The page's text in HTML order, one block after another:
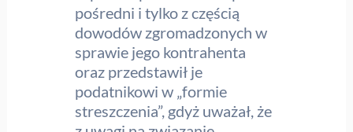
pośredni i tylko z częścią
dowodów zgromadzonych w
sprawie jego kontrahenta
oraz przedstawił je
podatnikowi w „formie
streszczenia”, gdyż uważał, że